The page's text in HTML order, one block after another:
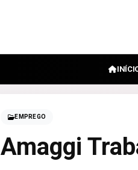
EMPREGO
Amaggi